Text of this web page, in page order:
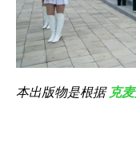
本出版物是根据 克